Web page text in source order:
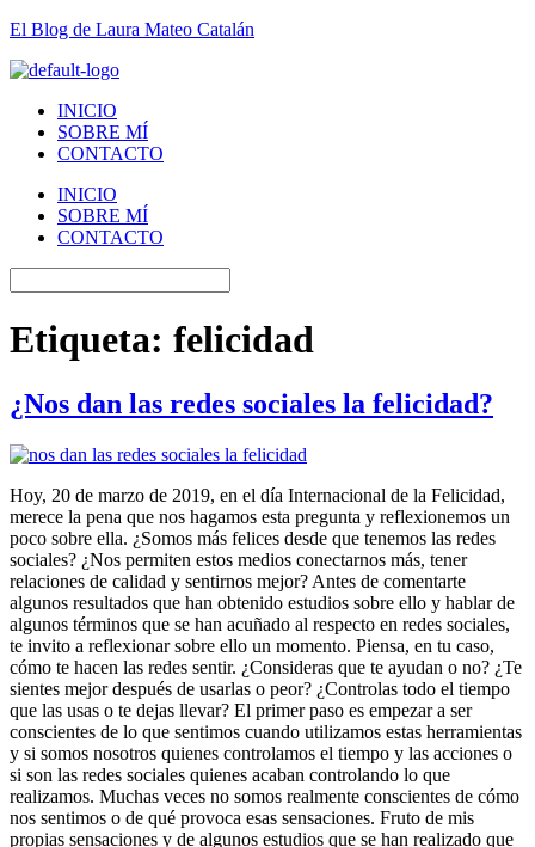
El Blog de Laura Mateo Catalán
INICIO
SOBRE MÍ
CONTACTO
INICIO
SOBRE MÍ
CONTACTO
Etiqueta: felicidad
¿Nos dan las redes sociales la felicidad?
Hoy, 20 de marzo de 2019, en el día Internacional de la Felicidad,
merece la pena que nos hagamos esta pregunta y reflexionemos un
poco sobre ella. ¿Somos más felices desde que tenemos las redes
sociales? ¿Nos permiten estos medios conectarnos más, tener
relaciones de calidad y sentirnos mejor? Antes de comentarte
algunos resultados que han obtenido estudios sobre ello y hablar de
algunos términos que se han acuñado al respecto en redes sociales,
te invito a reflexionar sobre ello un momento. Piensa, en tu caso,
cómo te hacen las redes sentir. ¿Consideras que te ayudan o no? ¿Te
sientes mejor después de usarlas o peor? ¿Controlas todo el tiempo
que las usas o te dejas llevar? El primer paso es empezar a ser
conscientes de lo que sentimos cuando utilizamos estas herramientas
y si somos nosotros quienes controlamos el tiempo y las acciones o
si son las redes sociales quienes acaban controlando lo que
realizamos. Muchas veces no somos realmente conscientes de cómo
nos sentimos o de qué provoca esas sensaciones. Fruto de mis
propias sensaciones y de algunos estudios que se han realizado que